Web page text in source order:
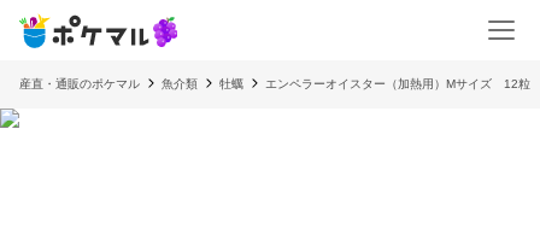
産直・通販のポケマル 魚介類 牡蠣 エンペラーオイスター（加熱用）Mサイズ 12粒